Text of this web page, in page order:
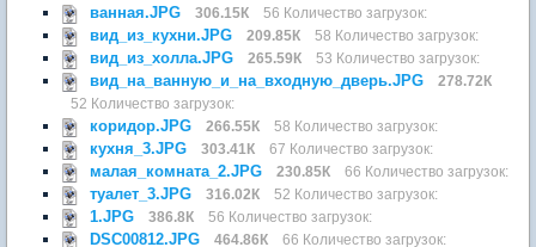
ванная.JPG 306.15К 56 Количество загрузок:
вид_из_кухни.JPG 209.85К 58 Количество загрузок:
вид_из_холла.JPG 265.59К 53 Количество загрузок:
вид_на_ванную_и_на_входную_дверь.JPG
278.72К
52 Количество загрузок:
коридор.JPG 266.55К 58 Количество загрузок:
кухня_3.JPG 303.41К 67 Количество загрузок:
малая_комната_2.JPG 230.85К 66 Количество загрузок:
туалет_3.JPG 316.02К 52 Количество загрузок:
1.JPG 386.8К 56 Количество загрузок:
DSC00812.JPG 464.86К 66 Количество загрузок: